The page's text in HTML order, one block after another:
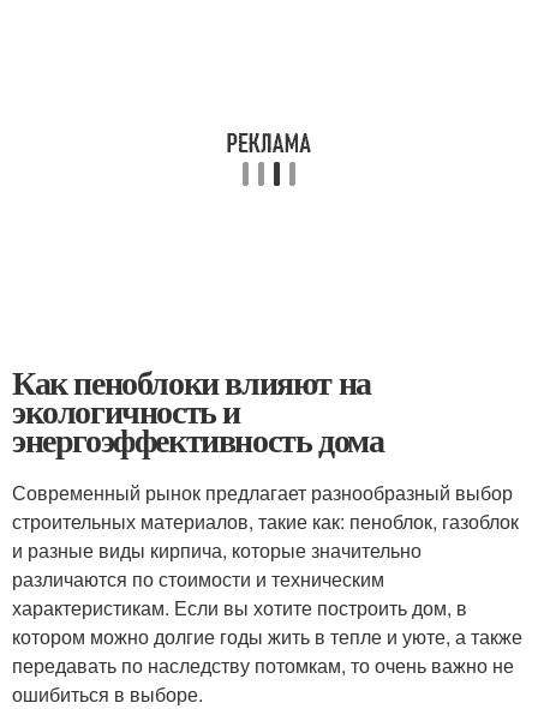
Как пеноблоки влияют на
экологичность и
энергоэффективность дома
Современный рынок предлагает разнообразный выбор
строительных материалов, такие как: пеноблок, газоблок
и разные виды кирпича, которые значительно
различаются по стоимости и техническим
характеристикам. Если вы хотите построить дом, в
котором можно долгие годы жить в тепле и уюте, а также
передавать по наследству потомкам, то очень важно не
ошибиться в выборе.